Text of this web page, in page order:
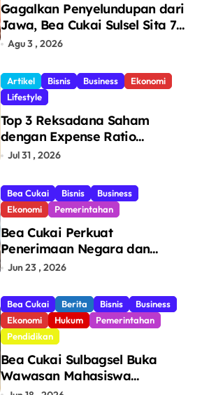
Gagalkan Penyelundupan dari
Jawa, Bea Cukai Sulsel Sita 7,8
Juta Batang Rokok Ilegal
Makassar
Agu 3 , 2026
Artikel Bisnis Business
Ekonomi
Lifestyle
Top 3 Reksadana Saham
dengan Expense Ratio
Terendah
Jul 31 , 2026
Bea Cukai Bisnis
Business
Ekonomi
Pemerintahan
Bea Cukai Perkuat
Penerimaan Negara dan
Pengawasan, Setor Rp123,8
Jun 23 , 2026
Bea Cukai Berita Bisnis
Business
Ekonomi
Hukum
Pemerintahan
Pendidikan
Bea Cukai Sulbagsel Buka
Wawasan Mahasiswa